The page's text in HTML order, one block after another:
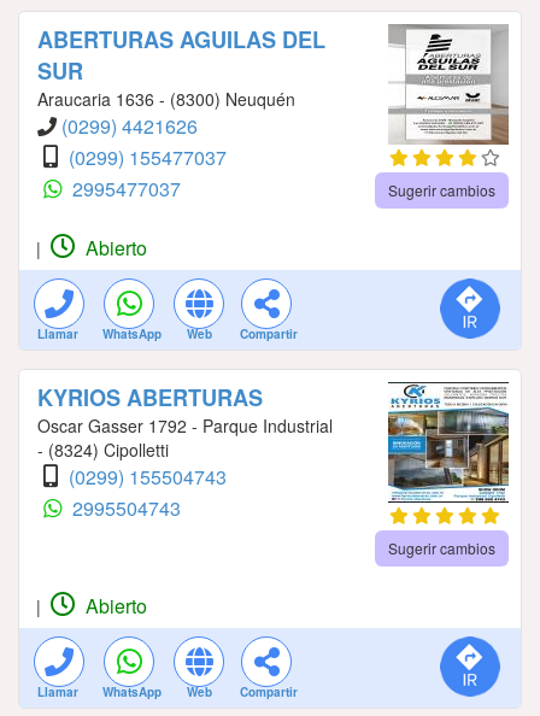
ABERTURAS AGUILAS DEL
SUR
Araucaria 1636 - (8300) Neuquén
(0299) 4421626
(0299) 155477037
2995477037
Sugerir cambios
| Abierto
Llamar WhatsApp Web Compartir
KYRIOS ABERTURAS
Oscar Gasser 1792 - Parque Industrial
- (8324) Cipolletti
(0299) 155504743
2995504743
Sugerir cambios
| Abierto
Llamar WhatsApp Web Compartir